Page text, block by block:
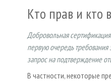
Кто прав и кто
Добровольная
первую очередь
запрос на подтверждение
В частности, некоторые